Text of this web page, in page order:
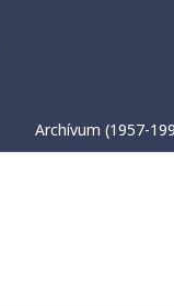
Archívum (1957-